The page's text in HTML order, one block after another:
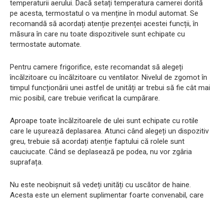
temperaturii aerului. Dacă setați temperatura camerei dorită
pe acesta, termostatul o va menține în modul automat. Se
recomandă să acordați atenție prezenței acestei funcții, în
măsura în care nu toate dispozitivele sunt echipate cu
termostate automate.
Pentru camere frigorifice, este recomandat să alegeți
încălzitoare cu încălzitoare cu ventilator. Nivelul de zgomot în
timpul funcționării unei astfel de unități ar trebui să fie cât mai
mic posibil, care trebuie verificat la cumpărare.
Aproape toate încălzitoarele de ulei sunt echipate cu rotile
care le ușurează deplasarea. Atunci când alegeți un dispozitiv
greu, trebuie să acordați atenție faptului că rolele sunt
cauciucate. Când se deplasează pe podea, nu vor zgâria
suprafața.
Nu este neobișnuit să vedeți unități cu uscător de haine.
Acesta este un element suplimentar foarte convenabil, care